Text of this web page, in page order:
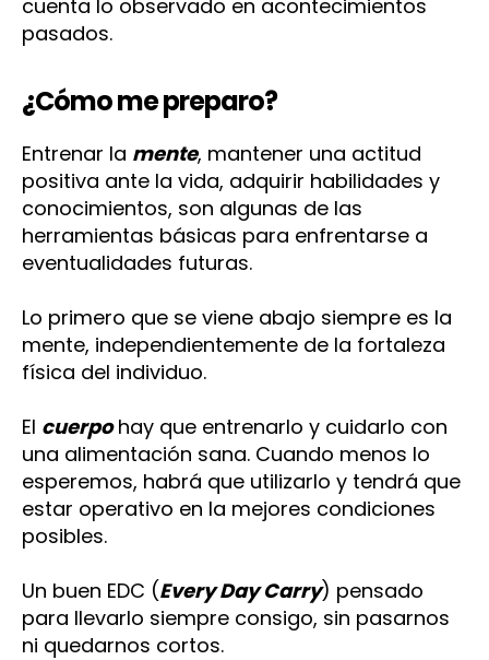
cuenta lo observado en acontecimientos
pasados.
¿Cómo me preparo?
Entrenar la mente, mantener una actitud
positiva ante la vida, adquirir habilidades y
conocimientos, son algunas de las
herramientas básicas para enfrentarse a
eventualidades futuras.
Lo primero que se viene abajo siempre es la
mente, independientemente de la fortaleza
física del individuo.
El cuerpohay que entrenarlo y cuidarlo con
una alimentación sana. Cuando menos lo
esperemos, habrá que utilizarlo y tendrá que
estar operativo en la mejores condiciones
posibles.
Un buen EDC (Every Day Carry) pensado
para llevarlo siempre consigo, sin pasarnos
ni quedarnos cortos.